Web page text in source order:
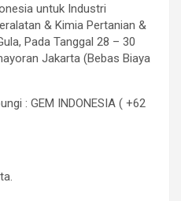
untuk Industri
& Kimia Pertanian &
Pada Tanggal 28 – 30
Jakarta (Bebas Biaya
: GEM INDONESIA ( +62